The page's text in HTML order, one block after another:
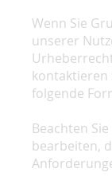
Wenn Sie
unserer
kontaktieren
folgende
Beachten
bearbeiten,